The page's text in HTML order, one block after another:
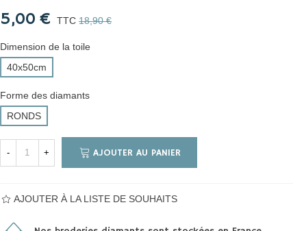
5,00 € TTC 18,90 €
Dimension de la toile
40x50cm
Forme des diamants
RONDS
- + AJOUTER AU PANIER
AJOUTER À LA LISTE DE SOUHAITS